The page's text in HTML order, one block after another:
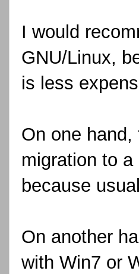
I would
GNU/Linux,
is less
On one
migration to
because
On another
with Win7 or